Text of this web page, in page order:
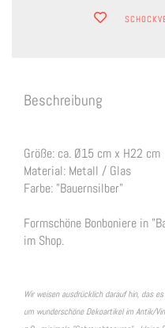
Beschreibung
Größe: ca. Ø15 cm x H22 cm
Material: Metall / Glas
Farbe: "Bauernsilber"
Formschöne Bonboniere in
im Shop.
Wir weisen ausdrücklich darauf hin, das
um wunderschöne Dekoartikel im Antik/